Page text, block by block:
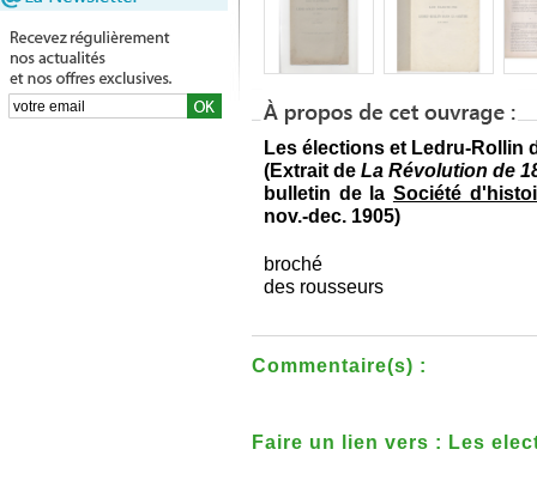
Les élections et Ledru-Rollin
(Extrait de La Révolution de
bulletin de la Société
nov.-dec. 1905)
broché
des rousseurs
Commentaire(s) :
Faire un lien vers : Les